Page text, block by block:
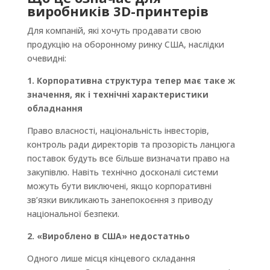
виробників 3D-принтерів
Для компаній, які хочуть продавати свою
продукцію на оборонному ринку США, наслідки
очевидні:
1. Корпоративна структура тепер має таке ж
значення, як і технічні характеристики
обладнання
Право власності, національність інвесторів,
контроль ради директорів та прозорість ланцюга
поставок будуть все більше визначати право на
закупівлю. Навіть технічно досконалі системи
можуть бути виключені, якщо корпоративні
зв’язки викликають занепокоєння з приводу
національної безпеки.
2. «Вироблено в США» недостатньо
Одного лише місця кінцевого складання